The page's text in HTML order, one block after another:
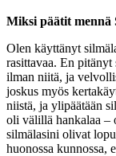
Miksi päätit mennä
Olen käyttänyt
rasittavaa. En
ilman niitä, ja
joskus myös
niistä, ja ylipäätään
oli välillä hankalaa –
silmälasini olivat
huonossa kunnossa,